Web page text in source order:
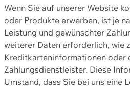
Wenn Sie auf unserer Website
oder Produkte erwerben, ist je
Leistung und gewünschter
weiterer Daten erforderlich, wie
Kreditkarteninformationen oder
Zahlungsdienstleister. Diese
Umstand, dass Sie bei uns eine